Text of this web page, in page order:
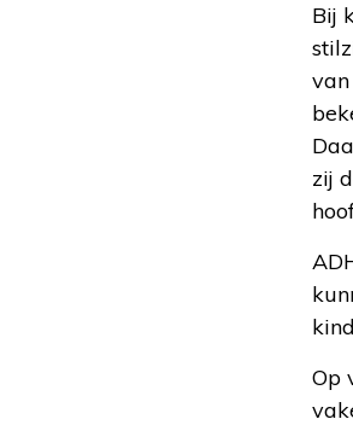
Bij
zij
Op